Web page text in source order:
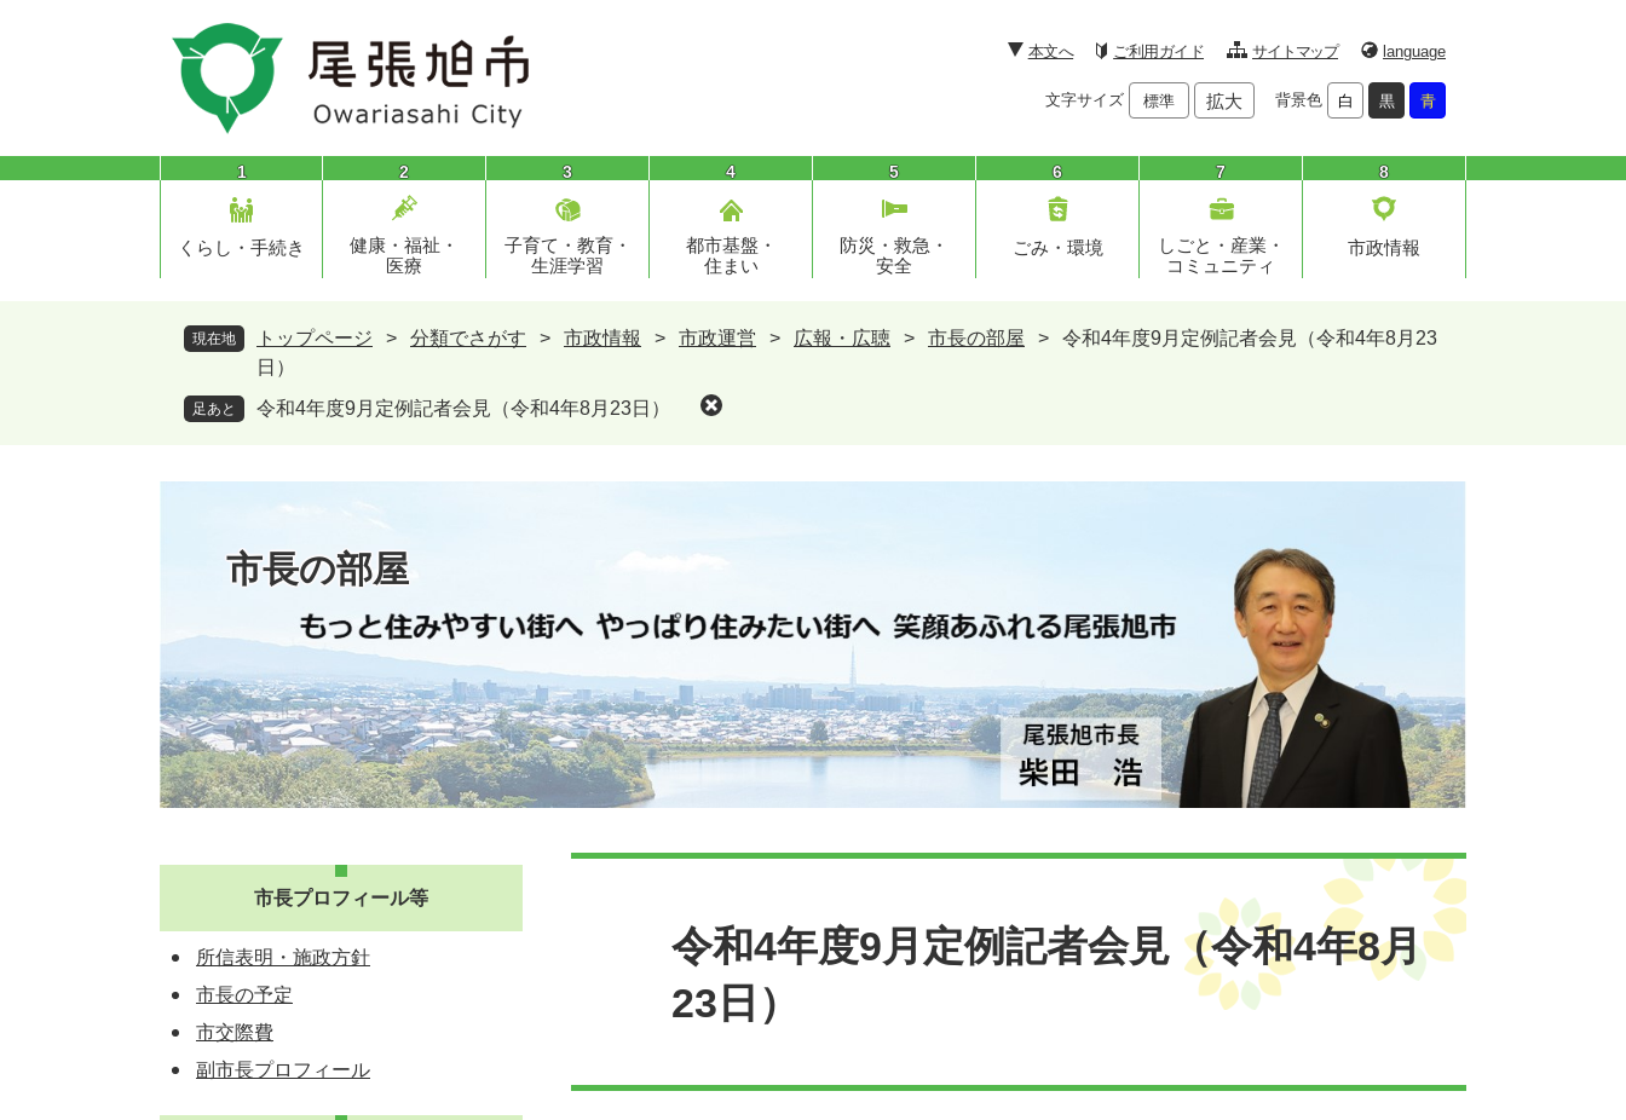
頭
飛
本文へ ご利用ガイド サイトマップ language
文字サイズ 標準 拡大 背景色 白 黒 青
1
くらし・手続き
2
健康・福祉・
医療
3
子育て・教育・
生涯学習
4
都市基盤・
住まい
5
防災・救急・
安全
6
ごみ・環境
7
しごと・産業・
コミュニティ
8
市政情報
現在地 トップページ > 分類でさがす > 市政情報 > 市政運営 > 広報・広聴 > 市長の部屋 >
令和4年度9月定例記者会見（令和4年8月23
日）
足あと 令和4年度9月定例記者会見（令和4年8月23日）
市長の部屋
令和4年度9月定例記者会見（令和4年8月
23日）
市長プロフィール等
所信表明・施政方針
市長の予定
市交際費
副市長プロフィール